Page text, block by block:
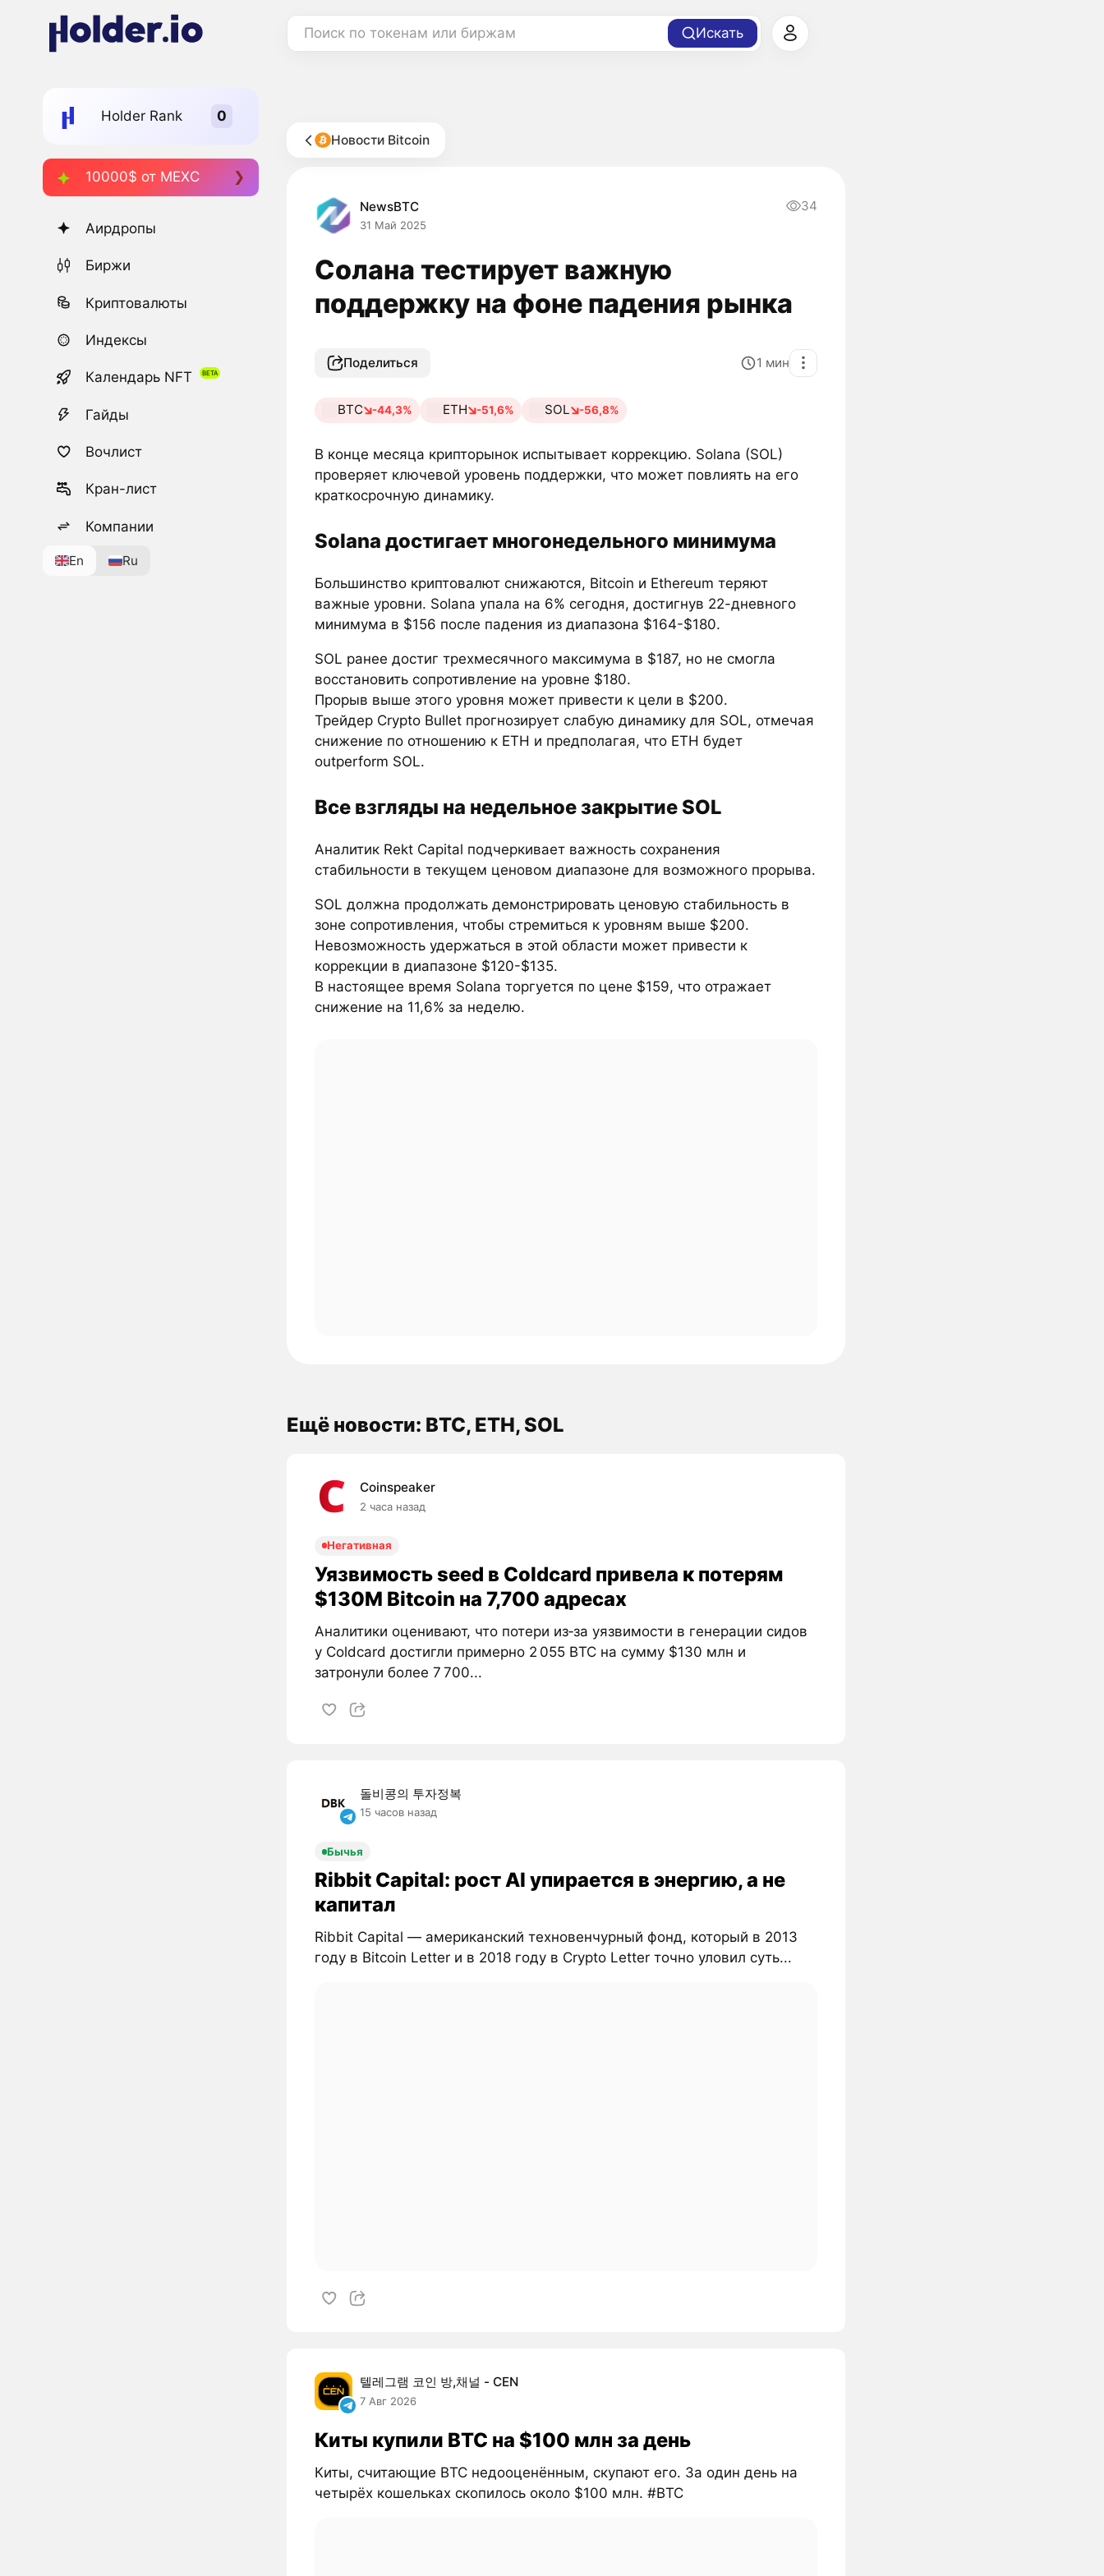
Поиск по токенам или биржам Искать
Holder Rank
10000$ от MEXC
Аирдропы
Биржи
Криптовалюты
Индексы
Календарь NFT
Гайды
Вочлист
Кран-лист
Компании
En Ru
Новости Bitcoin
NewsBTC
31 Май 2025
34
Солана тестирует важную
поддержку на фоне падения рынка
Поделиться 1 мин
BTC -44,3% ETH -51,6% SOL -56,8%
В конце месяца крипторынок испытывает коррекцию. Solana (SOL)
проверяет ключевой уровень поддержки, что может повлиять на его
краткосрочную динамику.
Solana достигает многонедельного минимума
Большинство криптовалют снижаются, Bitcoin и Ethereum теряют
важные уровни. Solana упала на 6% сегодня, достигнув 22-дневного
минимума в $156 после падения из диапазона $164-$180.
SOL ранее достиг трехмесячного максимума в $187, но не смогла
восстановить сопротивление на уровне $180.
Прорыв выше этого уровня может привести к цели в $200.
Трейдер Crypto Bullet прогнозирует слабую динамику для SOL, отмечая
снижение по отношению к ETH и предполагая, что ETH будет
outperform SOL.
Все взгляды на недельное закрытие SOL
Аналитик Rekt Capital подчеркивает важность сохранения
стабильности в текущем ценовом диапазоне для возможного прорыва.
SOL должна продолжать демонстрировать ценовую стабильность в
зоне сопротивления, чтобы стремиться к уровням выше $200.
Невозможность удержаться в этой области может привести к
коррекции в диапазоне $120-$135.
В настоящее время Solana торгуется по цене $159, что отражает
снижение на 11,6% за неделю.
Ещё новости: BTC, ETH, SOL
Coinspeaker
2 часа назад
Негативная
Уязвимость seed в Coldcard привела к потерям
$130M Bitcoin на 7,700 адресах
Аналитики оценивают, что потери из‑за уязвимости в генерации сидов
у Coldcard достигли примерно 2 055 BTC на сумму $130 млн и
затронули более 7 700...
돌비콩의 투자정복
15 часов назад
Бычья
Ribbit Capital: рост AI упирается в энергию, а не
капитал
Ribbit Capital — американский техновенчурный фонд, который в 2013
году в Bitcoin Letter и в 2018 году в Crypto Letter точно уловил суть...
텔레그램 코인 방,채널 - CEN
7 Авг 2026
Киты купили BTC на $100 млн за день
Киты, считающие BTC недооценённым, скупают его. За один день на
четырёх кошельках скопилось около $100 млн. #BTC